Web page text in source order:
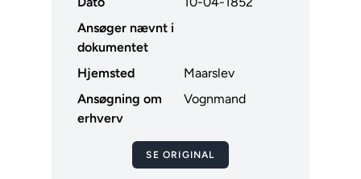
Ansøger nævnt i
dokumentet
Hjemsted
Maarslev
Ansøgning om
erhverv
Vognmand
SE ORIGINAL